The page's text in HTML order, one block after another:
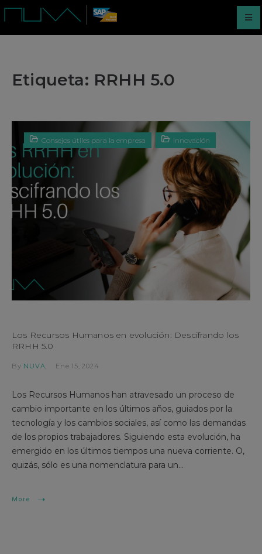
Etiqueta: RRHH 5.0
Consejos útiles para la empresa Innovación
Los Recursos Humanos en evolución: Descifrando los
RRHH 5.0
By NUVA Ene 15, 2024
Los Recursos Humanos han atravesado un proceso de
cambio importante en los últimos años, guiados por la
tecnología y los cambios sociales, así como las demandas
de los propios trabajadores. Siguiendo esta evolución, ha
emergido en los últimos tiempos una nueva corriente. O,
quizás, sólo es una nomenclatura para un...
More